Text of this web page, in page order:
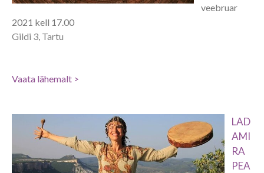
veebruar
2021 kell 17.00
Gildi 3, Tartu
Vaata lähemalt >
LAD
AMI
RA
PEA